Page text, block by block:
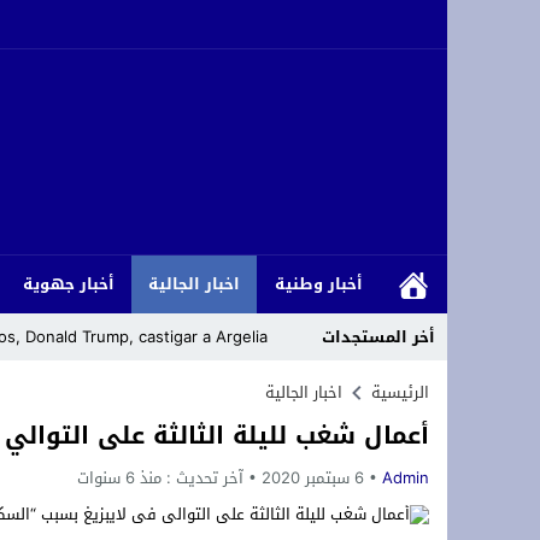
أخبار وطنية اخبار الجالية أخبار جهوية
أخر المستجدات
Donald Trump, castigar a Argelia
يهم الطلبة الحاصلين على شهادة الباكالوريا برسم سنة 2026 انطلاق التسجيل الإلكتروني القبلي بكلية العلوم القانونية
وجدة : اختلالات بأرصفة شارع سيدي
رئيس المجلس الأعلى للمسلمين في
لقاء دولي حول قضايا الشباب والطلبة
الرئيسية اخبار الجالية
أعمال شغب لليلة الثالثة على
Admin 6 سبتمبر 2020 آخر تحديث : منذ 6 سنوات